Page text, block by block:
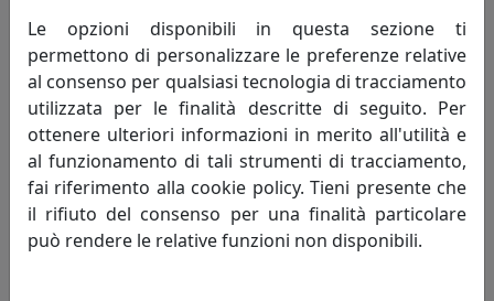
85,00 €
Le opzioni disponibili in questa sezione ti
permettono di personalizzare le preferenze relative
al consenso per qualsiasi tecnologia di tracciamento
utilizzata per le finalità descritte di seguito. Per
ottenere ulteriori informazioni in merito all'utilità e
al funzionamento di tali strumenti di tracciamento,
fai riferimento alla cookie policy. Tieni presente che
il rifiuto del consenso per una finalità particolare
può rendere le relative funzioni non disponibili.